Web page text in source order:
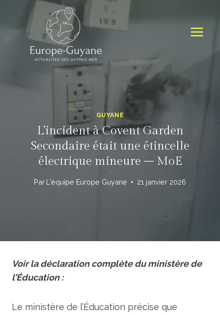
GUYANE
L’incident à Covent Garden
Secondaire était une étincelle
électrique mineure – MoE
Par L'équipe Europe Guyane 21 janvier 2026
Voir la déclaration complète du ministère de
l’Éducation :
Le ministère de l’Éducation précise que